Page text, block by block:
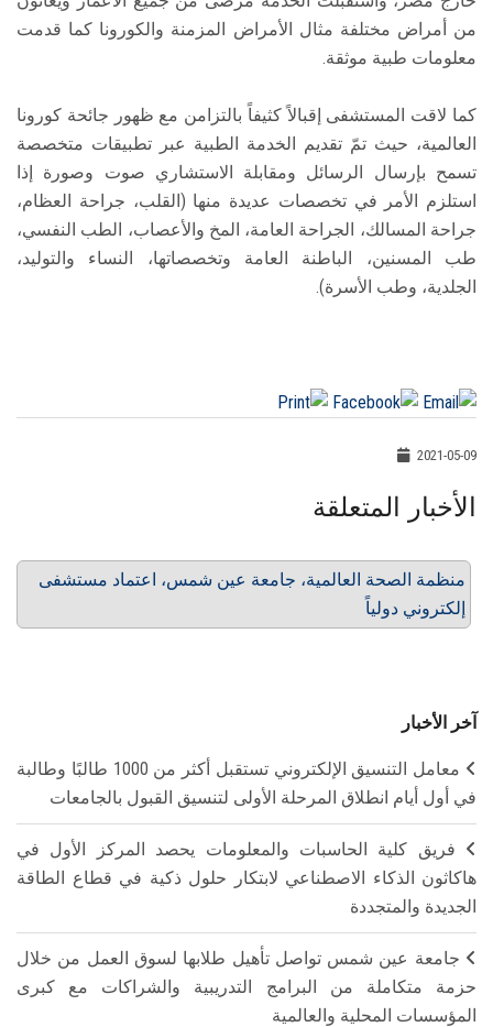
من أمراض مختلفة مثال الأمراض المزمنة والكورونا كما قدمت
معلومات طبية موثقة.
كما لاقت المستشفى إقبالاً كثيفاً بالتزامن مع ظهور جائحة كورونا
العالمية، حيث تمّ تقديم الخدمة الطبية عبر تطبيقات متخصصة
تسمح بإرسال الرسائل ومقابلة الاستشاري صوت وصورة إذا
استلزم الأمر في تخصصات عديدة منها (القلب، جراحة العظام،
جراحة المسالك، الجراحة العامة، المخ والأعصاب، الطب النفسي،
طب المسنين، الباطنة العامة وتخصصاتها، النساء والتوليد،
الجلدية، وطب الأسرة).
2021-05-09
الأخبار المتعلقة
منظمة الصحة العالمية، جامعة عين شمس، اعتماد مستشفى
إلكتروني دولياً
آخر الأخبار
معامل التنسيق الإلكتروني تستقبل أكثر من 1000 طالبًا وطالبة
في أول أيام انطلاق المرحلة الأولى لتنسيق القبول بالجامعات
فريق كلية الحاسبات والمعلومات يحصد المركز الأول في
هاكاثون الذكاء الاصطناعي لابتكار حلول ذكية في قطاع الطاقة
الجديدة والمتجددة
جامعة عين شمس تواصل تأهيل طلابها لسوق العمل من خلال
حزمة متكاملة من البرامج التدريبية والشراكات مع كبرى
المؤسسات المحلية والعالمية